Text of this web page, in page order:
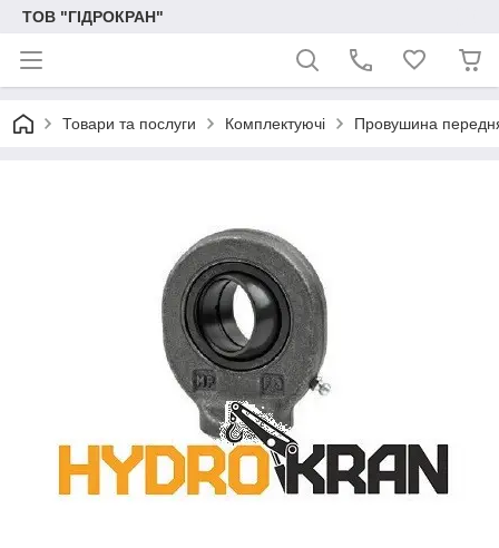
ТОВ "ГІДРОКРАН"
Товари та послуги Комплектуючі Провушина